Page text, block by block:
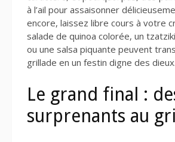
à l’ail pour assaisonner
encore, laissez libre cours à votre
salade de quinoa colorée, un
ou une salsa piquante peuvent
grillade en un festin digne des dieux.
Le grand final :
surprenants au grill